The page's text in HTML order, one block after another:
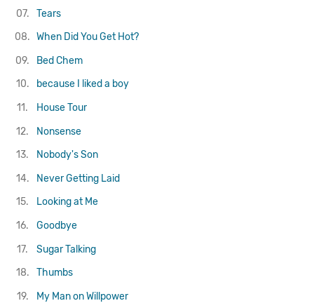
07.
Tears
08. When Did You Get Hot?
09.
Bed Chem
10.
because I liked a boy
11.
House Tour
12.
Nonsense
13.
Nobody's Son
14.
Never Getting Laid
15.
Looking at Me
16.
Goodbye
17.
Sugar Talking
18.
Thumbs
19.
My Man on Willpower